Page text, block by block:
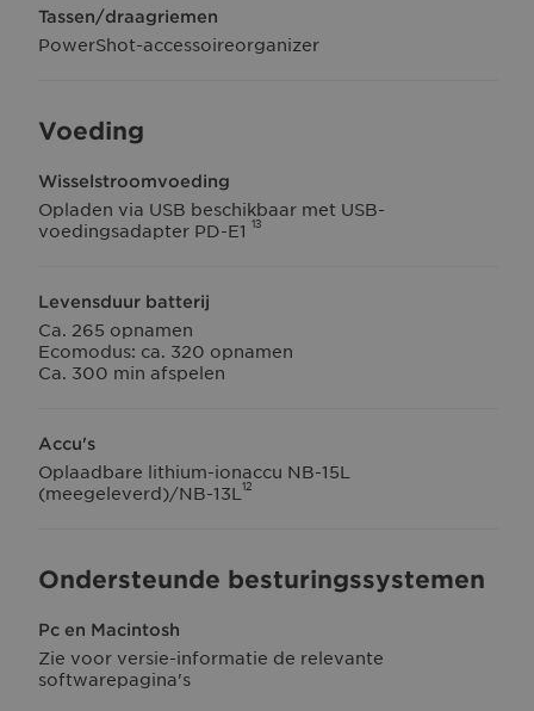
Tassen/draagriemen
PowerShot-accessoireorganizer
Voeding
Wisselstroomvoeding
Opladen via USB beschikbaar met USB-
voedingsadapter PD-E1 13
Levensduur batterij
Ca. 265 opnamen
Ecomodus: ca. 320 opnamen
Ca. 300 min afspelen
Accu's
Oplaadbare lithium-ionaccu NB-15L
(meegeleverd)/NB-13L 12
Ondersteunde besturingssystemen
Pc en Macintosh
Zie voor versie-informatie de relevante
softwarepagina's